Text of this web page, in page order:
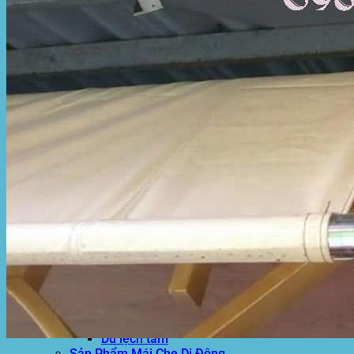
Hòa Phát Đạt
Giới thiệu Hòa Phát Đạt
Sản Phẩm
Bạt che tự cuốn
Bạt nhựa xanh cam
Bạt sọc 3 màu
Bạt nhựa giá rẻ
Bạt nhựa đen HDPE
Màng chống thấm HDPE
Sản Phẩm Dù Che Ngoài Trời
Dù che nắng
Dù che quán cafe
Dù lệch tâm